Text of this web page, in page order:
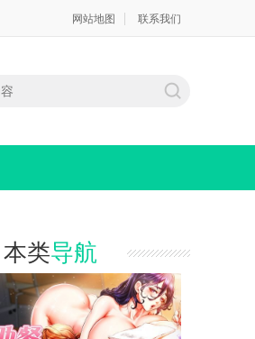
网站地图 联系我们
本类导航